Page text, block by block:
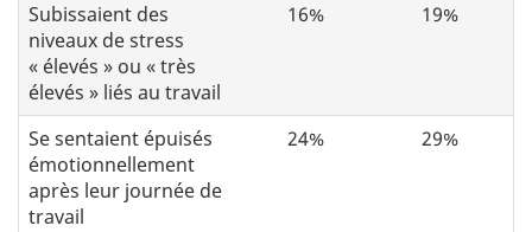
Subissaient des
niveaux de stress
« élevés » ou « très
élevés » liés au travail
16% 19%
Se sentaient épuisés
émotionnellement
après leur journée de
travail
24% 29%